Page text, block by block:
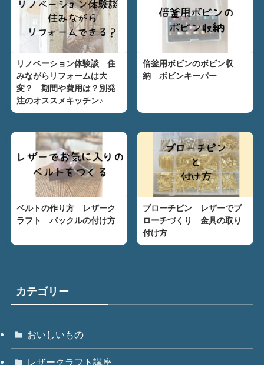
リノベーション体験談 住
みながらリフォームは大
変？ 期間や費用は？別発
注のオススメキッチン♪
倍釜用ボビンのボビン収
納 ボビンキーパー
ベルトの作り方 レザーク
ラフト バックルの付け方
ブローチピン レザーでブ
ローチづくり 金具の取り
付け方
カテゴリー
おいしいもの
レザークラフト講座